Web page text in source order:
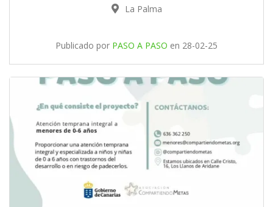
La Palma
Publicado por PASO A PASO en 28-02-25